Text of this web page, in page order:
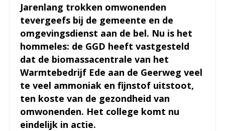
Jarenlang trokken omwonenden
tevergeefs bij de gemeente en de
omgevingsdienst aan de bel. Nu is het
hommeles: de GGD heeft vastgesteld
dat de biomassacentrale van het
Warmtebedrijf Ede aan de Geerweg veel
te veel ammoniak en fijnstof uitstoot,
ten koste van de gezondheid van
omwonenden. Het college komt nu
eindelijk in actie.